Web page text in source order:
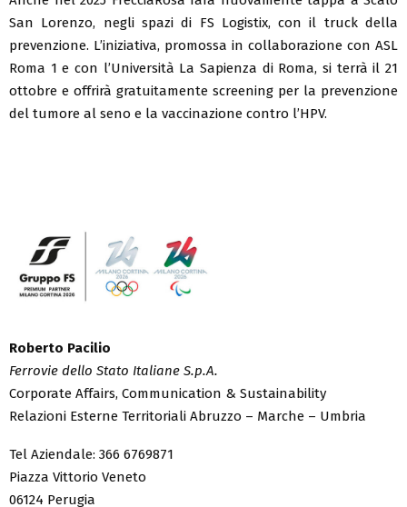
San Lorenzo, negli spazi di FS Logistix, con il truck della
prevenzione. L’iniziativa, promossa in collaborazione con ASL
Roma 1 e con l’Università La Sapienza di Roma, si terrà il 21
ottobre e offrirà gratuitamente screening per la prevenzione
del tumore al seno e la vaccinazione contro l’HPV.
Roberto Pacilio
Ferrovie dello Stato Italiane S.p.A.
Corporate Affairs, Communication & Sustainability
Relazioni Esterne Territoriali Abruzzo – Marche – Umbria
Tel Aziendale: 366 6769871
Piazza Vittorio Veneto
06124 Perugia